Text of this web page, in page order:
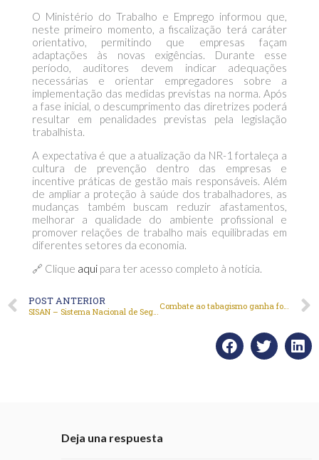
O Ministério do Trabalho e Emprego informou que,
neste primeiro momento, a fiscalização terá caráter
orientativo, permitindo que empresas façam
adaptações às novas exigências. Durante esse
período, auditores devem indicar adequações
necessárias e orientar empregadores sobre a
implementação das medidas previstas na norma. Após
a fase inicial, o descumprimento das diretrizes poderá
resultar em penalidades previstas pela legislação
trabalhista.
A expectativa é que a atualização da NR-1 fortaleça a
cultura de prevenção dentro das empresas e
incentive práticas de gestão mais responsáveis. Além
de ampliar a proteção à saúde dos trabalhadores, as
mudanças também buscam reduzir afastamentos,
melhorar a qualidade do ambiente profissional e
promover relações de trabalho mais equilibradas em
diferentes setores da economia.
🔗 Clique aquipara ter acesso completo à notícia.
POST ANTERIOR Combate ao tabagismo ganha força com aumento na procura por tratamento
Deja una respuesta